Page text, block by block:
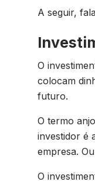
A seguir,
O
colocam
futuro.
O termo
investidor é
empresa.
O